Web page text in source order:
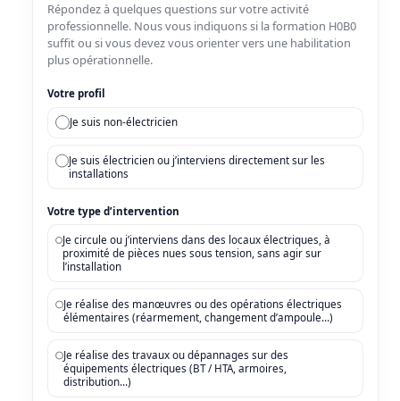
Répondez à quelques questions sur votre activité
professionnelle. Nous vous indiquons si la formation H0B0
suffit ou si vous devez vous orienter vers une habilitation
plus opérationnelle.
Votre profil
Je suis non-électricien
Je suis électricien ou j’interviens directement sur les
installations
Votre type d’intervention
Je circule ou j’interviens dans des locaux électriques, à
proximité de pièces nues sous tension, sans agir sur
l’installation
Je réalise des manœuvres ou des opérations électriques
élémentaires (réarmement, changement d’ampoule…)
Je réalise des travaux ou dépannages sur des
équipements électriques (BT / HTA, armoires,
distribution…)